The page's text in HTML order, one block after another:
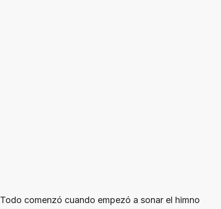
Todo comenzó cuando empezó a sonar el himno